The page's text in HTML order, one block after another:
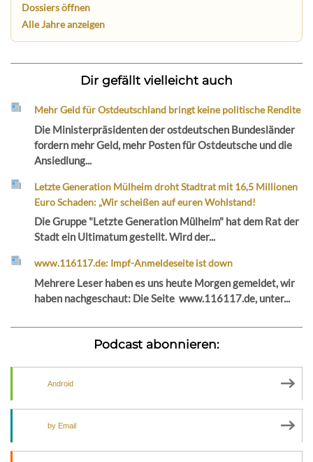
Dossiers öffnen
Alle Jahre anzeigen
Dir gefällt vielleicht auch
Mehr Geld für Ostdeutschland bringt keine politische Rendite
Die Ministerpräsidenten der ostdeutschen Bundesländer
fordern mehr Geld, mehr Posten für Ostdeutsche und die
Ansiedlung...
Letzte Generation Mülheim droht Stadtrat mit 16,5 Millionen
Euro Schaden: „Wir scheißen auf euren Wohlstand!
Die Gruppe "Letzte Generation Mülheim" hat dem Rat der
Stadt ein Ultimatum gestellt. Wird der...
www.116117.de: Impf-Anmeldeseite ist down
Mehrere Leser haben es uns heute Morgen gemeldet, wir
haben nachgeschaut: Die Seite www.116117.de, unter...
Podcast abonnieren:
Android
by Email